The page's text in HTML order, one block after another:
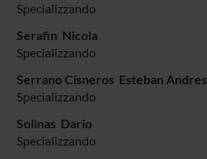
Specializzando
Serafin Nicola
Specializzando
Serrano Cisneros Esteban Andres
Specializzando
Solinas Dario
Specializzando